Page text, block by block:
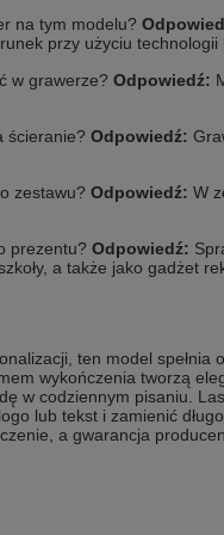
na tym modelu?
przy użyciu technologii
w grawerze? Odpowiedź:
ścieranie? Odpowiedź:
zestawu? Odpowiedź: W
prezentu? Odpowiedź:
a także jako gadżet
ten model spełnia
wykończenia tworzą
w codziennym pisaniu.
lub tekst i zamienić
a gwarancja